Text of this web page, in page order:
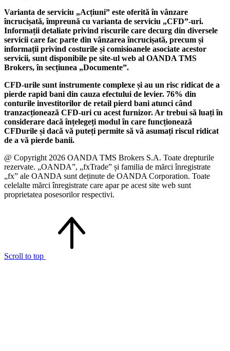
Varianta de serviciu „Acțiuni” este oferită în vânzare
încrucișată, împreună cu varianta de serviciu „CFD”-uri.
Informații detaliate privind riscurile care decurg din diversele
servicii care fac parte din vânzarea încrucișată, precum și
informații privind costurile și comisioanele asociate acestor
servicii, sunt disponibile pe site-ul web al OANDA TMS
Brokers, în secțiunea „Documente”.
CFD-urile sunt instrumente complexe și au un risc ridicat de a
pierde rapid bani din cauza efectului de levier. 76% din
conturile investitorilor de retail pierd bani atunci când
tranzacționează CFD-uri cu acest furnizor. Ar trebui să luați în
considerare dacă înțelegeți modul în care funcționează
CFDurile și dacă vă puteți permite să vă asumați riscul ridicat
de a vă pierde banii.
@ Copyright 2026 OANDA TMS Brokers S.A. Toate drepturile
rezervate. „OANDA”, „fxTrade” și familia de mărci înregistrate
„fx” ale OANDA sunt deținute de OANDA Corporation. Toate
celelalte mărci înregistrate care apar pe acest site web sunt
proprietatea posesorilor respectivi.
Scroll to top